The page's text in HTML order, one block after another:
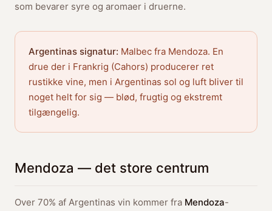
som bevarer syre og aromaer i druerne.
Argentinas signatur: Malbec fra Mendoza. En
drue der i Frankrig (Cahors) producerer ret
rustikke vine, men i Argentinas sol og luft bliver til
noget helt for sig — blød, frugtig og ekstremt
tilgængelig.
Mendoza — det store centrum
Over 70% af Argentinas vin kommer fra Mendoza-